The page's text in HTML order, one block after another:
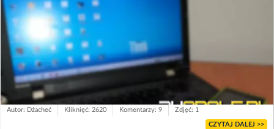
Autor: Dżacheć Kliknięć: 2620 Komentarzy: 9 Zdjęć: 1
CZYTAJ DALEJ >>